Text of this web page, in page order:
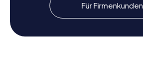
Nach der Schnitzeljagd in
Umgebung erkunden
Für Firmenkunden